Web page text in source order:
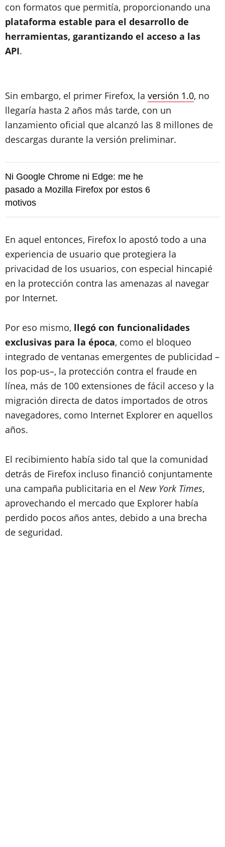
con formatos que permitía, proporcionando una
plataforma estable para el desarrollo de
herramientas, garantizando el acceso a las
API.
Sin embargo, el primer Firefox, la versión 1.0, no
llegaría hasta 2 años más tarde, con un
lanzamiento oficial que alcanzó las 8 millones de
descargas durante la versión preliminar.
Ni Google Chrome ni Edge: me he
pasado a Mozilla Firefox por estos 6
motivos
En aquel entonces, Firefox lo apostó todo a una
experiencia de usuario que protegiera la
privacidad de los usuarios, con especial hincapié
en la protección contra las amenazas al navegar
por Internet.
Por eso mismo, llegó con funcionalidades
exclusivas para la época, como el bloqueo
integrado de ventanas emergentes de publicidad –
los pop-us–, la protección contra el fraude en
línea, más de 100 extensiones de fácil acceso y la
migración directa de datos importados de otros
navegadores, como Internet Explorer en aquellos
años.
El recibimiento había sido tal que la comunidad
detrás de Firefox incluso financió conjuntamente
una campaña publicitaria en el New York Times,
aprovechando el mercado que Explorer había
perdido pocos años antes, debido a una brecha
de seguridad.